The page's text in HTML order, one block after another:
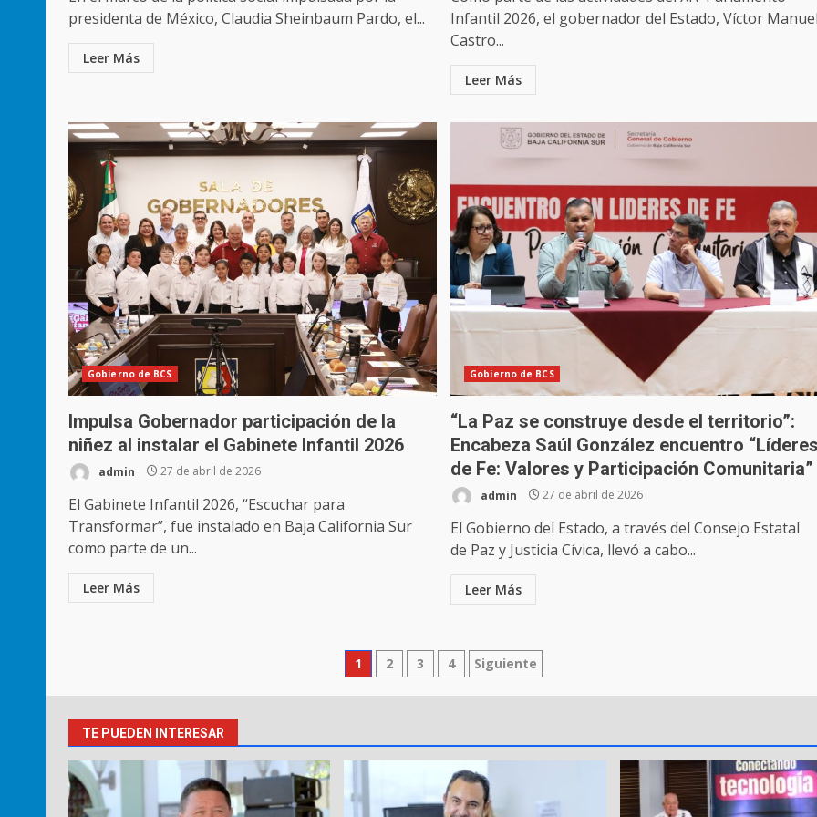
presidenta de México, Claudia Sheinbaum Pardo, el...
Leer Más
Infantil 2026, el gobernador del Estado, Víctor
Castro...
Leer Más
Gobierno de BCS
Impulsa Gobernador participación de la
niñez al instalar el Gabinete Infantil 2026
admin 27 de abril de 2026
El Gabinete Infantil 2026, “Escuchar para
Transformar”, fue instalado en Baja California Sur
como parte de un...
Leer Más
Gobierno de BCS
“La Paz se construye desde el territorio”:
Encabeza Saúl González encuentro
de Fe: Valores y Participación Comunitaria”
admin 27 de abril de 2026
El Gobierno del Estado, a través del Consejo Estatal
de Paz y Justicia Cívica, llevó a cabo...
Leer Más
Paginación
de
entradas
1 2 3 4 Siguiente
TE PUEDEN INTERESAR